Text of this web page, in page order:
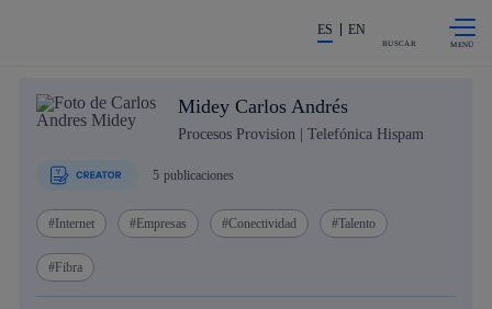
La acción en accionistas e
ES EN
BUSCAR
Midey Carlos Andrés
Procesos Provision | Telefónica Hispam
5 publicaciones
Internet Empresas Conectividad Talento
Fibra